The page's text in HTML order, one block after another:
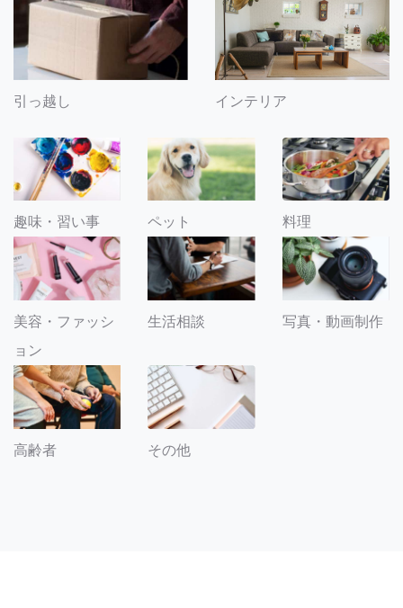
引っ越し インテリア
趣味・習い事 ペット 料理
美容・ファッシ
ョン
生活相談 写真・動画制作
高齢者 その他